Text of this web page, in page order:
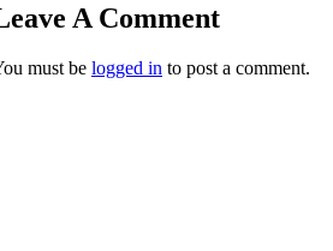
A Comment
must be logged in to post a comment.